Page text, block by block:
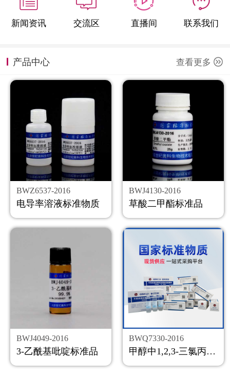
新闻资讯 交流区 直播间 联系我们
产品中心 查看更多
BWZ6537-2016
电导率溶液标准物质
BWJ4130-2016
草酸二甲酯标准品
BWJ4049-2016
3-乙酰基吡啶标准品
BWQ7330-2016
甲醇中1,2,3-三氯丙烷溶液标准物质
定制仪器
新闻资讯
公司主页
购物车
会员中心
联系我们
返回主页